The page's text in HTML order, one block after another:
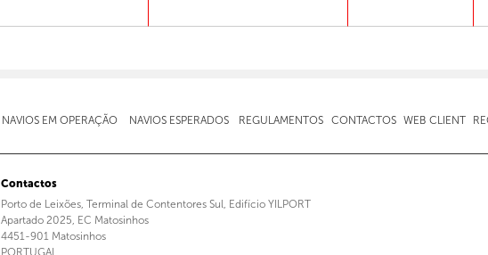
NAVIOS EM OPERAÇÃO NAVIOS ESPERADOS REGULAMENTOS CONTACTOS WEB CLIENT
Contactos
Porto de Leixões, Terminal de Contentores Sul, Edifício YILPORT
Apartado 2025, EC Matosinhos
4451-901 Matosinhos
PORTUGAL